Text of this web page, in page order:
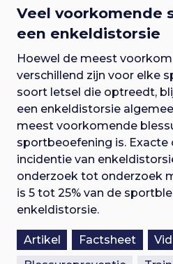
r
i
n
g
n
a
a
r
h
o
o
f
i
Veel voorkomende
een enkeldistorsie
Hoewel de meest
verschillend zijn voor elke
soort letsel die optreedt,
een enkeldistorsie
meest voorkomende
sportbeoefening is. Exacte
incidentie van
onderzoek tot onderzoek
is 5 tot 25% van de
enkeldistorsie.
Artikel Factsheet
t
e
a
v
i
g
a
t
i